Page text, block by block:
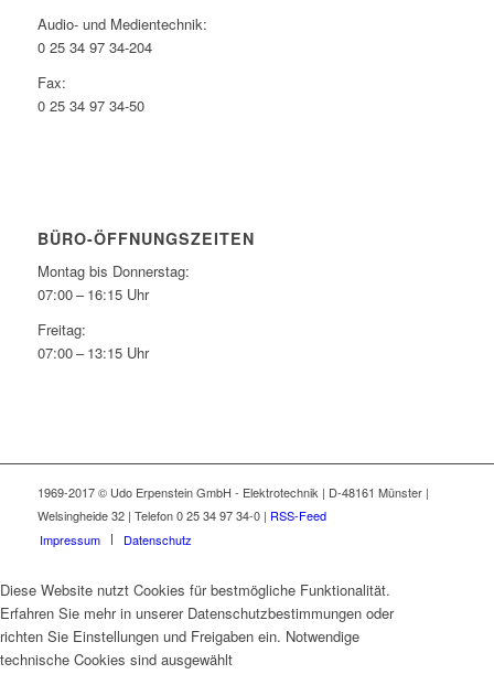
Audio- und Medientechnik:
0 25 34 97 34-204
Fax:
0 25 34 97 34-50
BÜRO-ÖFFNUNGSZEITEN
Montag bis Donnerstag:
07:00 – 16:15 Uhr
Freitag:
07:00 – 13:15 Uhr
1969-2017 © Udo Erpenstein GmbH - Elektrotechnik | D-48161 Münster |
Welsingheide 32 | Telefon 0 25 34 97 34-0 | RSS-Feed
Impressum
Datenschutz
Diese Website nutzt Cookies für bestmögliche Funktionalität.
Erfahren Sie mehr in unserer Datenschutzbestimmungen oder
richten Sie Einstellungen und Freigaben ein. Notwendige
technische Cookies sind ausgewählt